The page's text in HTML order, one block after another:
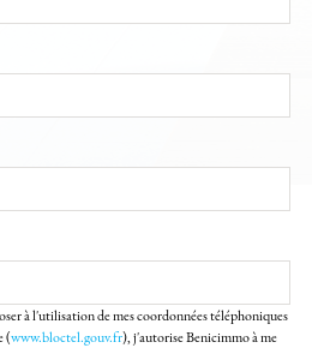
à l'utilisation de mes coordonnées téléphoniques
(www.bloctel.gouv.fr), j'autorise Benicimmo à me